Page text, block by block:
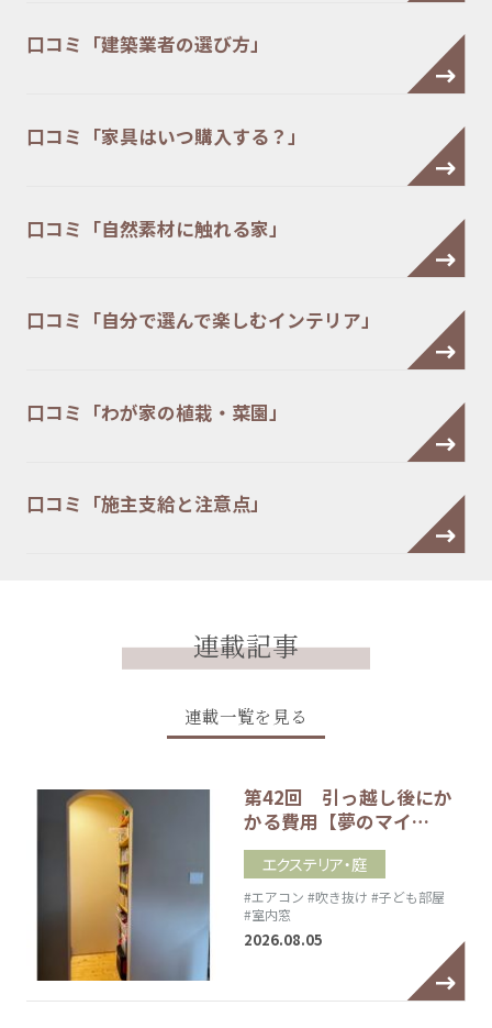
口コミ「建築業者の選び方」
口コミ「家具はいつ購入する？」
口コミ「自然素材に触れる家」
口コミ「自分で選んで楽しむインテリア」
口コミ「わが家の植栽・菜園」
口コミ「施主支給と注意点」
連載記事
連載一覧を見る
第42回 引っ越し後にか
かる費用【夢のマイ…
エクステリア・庭
#エアコン #吹き抜け #子ども部屋
#室内窓
2026.08.05